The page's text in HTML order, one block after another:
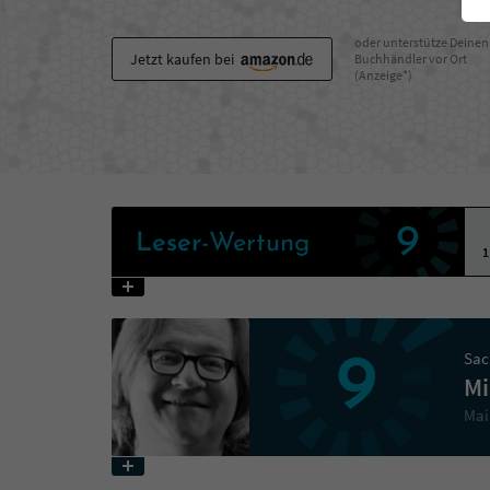
Jetzt kaufen bei
oder unterstütze Deinen
Buchhändler vor Ort
(Anzeige*)
Leser-Wertung 9
1
9